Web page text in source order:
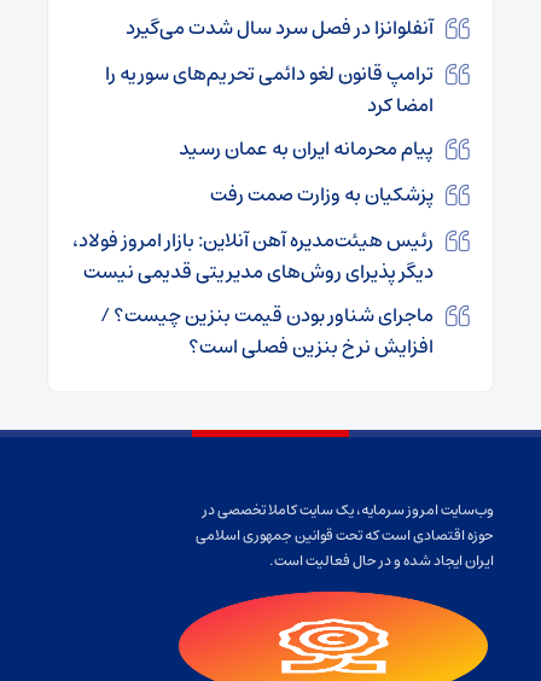
آنفلوانزا در فصل سرد سال شدت می‌گیرد
ترامپ قانون لغو دائمی تحریم‌های سوریه را
امضا کرد
پیام محرمانه ایران به عمان رسید
پزشکیان به وزارت صمت رفت
رئیس هیئت‌مدیره آهن آنلاین: بازار امروز فولاد،
دیگر پذیرای روش‌های مدیریتی قدیمی نیست
ماجرای شناور بودن قیمت بنزین چیست؟ /
افزایش نرخ بنزین فصلی است؟
وب‌سایت امروز سرمایه، یک سایت کاملا تخصصی در
حوزه اقتصادی است که تحت قوانین جمهوری اسلامی
ایران ایجاد شده و در حال فعالیت است.